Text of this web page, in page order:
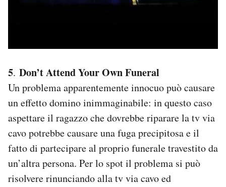
5. Don’t Attend Your Own Funeral
Un problema apparentemente innocuo può causare
un effetto domino inimmaginabile: in questo caso
aspettare il ragazzo che dovrebbe riparare la tv via
cavo potrebbe causare una fuga precipitosa e il
fatto di partecipare al proprio funerale travestito da
un’altra persona. Per lo spot il problema si può
risolvere rinunciando alla tv via cavo ed